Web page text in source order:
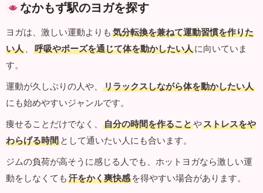
なかもず駅のヨガを探す
ヨガは、激しい運動よりも 気分転換を兼ねて運動習慣を作りた
い人 、 呼吸やポーズを通じて体を動かしたい人に向いていま
す。
運動が久しぶりの人や、
リラックスしながら体を動かしたい人
にも始めやすいジャンルです。
痩せることだけでなく、
自分の時間を作ることやストレスをや
わらげる時間 として通いたい人にも合います。
ジムの負荷が高そうに感じる人でも、ホットヨガなら激しい運
動をしなくても 汗をかく爽快感 を得やすい場合があります。